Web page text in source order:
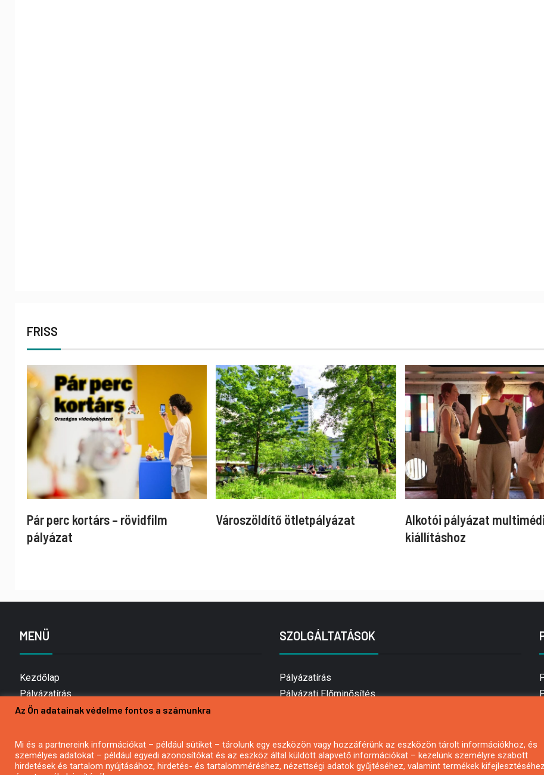
FRISS
Pár perc kortárs – rövidfilm
pályázat
Városzöldítő ötletpályázat
Alkotói pályázat
kiállításhoz
MENÜ
Kezdőlap
Pályázatírás
Bemutatkozás
Hírlevél feliratkozás
Impresszum
SZOLGÁLTATÁSOK
Pályázatírás
Pályázati Előminősítés
Mezőgazdasági pályázatírás
Pályázatírás magánszemélyeknek
Az Ön adatainak védelme fontos a számunkra
Mi és a partnereink információkat – például sütiket – tárolunk egy eszközön vagy hozzáférünk az eszközön tárolt információkhoz, és
személyes adatokat – például egyedi azonosítókat és az eszköz által küldött alapvető információkat – kezelünk személyre szabott
hirdetések és tartalom nyújtásához, hirdetés- és tartalomméréshez, nézettségi adatok gyűjtéséhez, valamint termékek kifejlesztéséhez